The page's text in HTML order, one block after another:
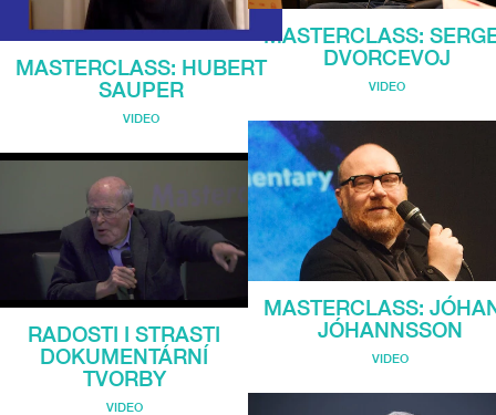
MASTERCLASS: HUBERT
SAUPER
VIDEO
RADOSTI I STRASTI
DOKUMENTÁRNÍ
TVORBY
VIDEO
MASTERCLASS:
DVORCEVOJ
VIDEO
MASTERCLASS:
JÓHANNSSON
VIDEO